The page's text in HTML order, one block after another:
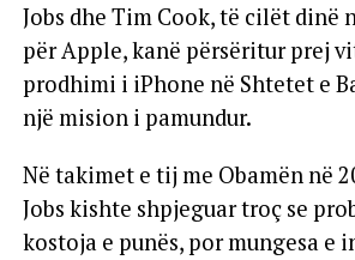
Jobs dhe Tim Cook, të cilët dinë
për Apple, kanë përsëritur prej
prodhimi i iPhone në Shtetet e
një mision i pamundur.
Në takimet e tij me Obamën në
Jobs kishte shpjeguar troç se
kostoja e punës, por mungesa e